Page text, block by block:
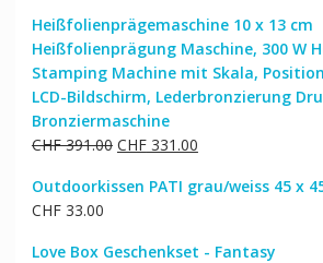
Heißfolienprägemaschine 10 x 13 cm
Heißfolienprägung Maschine, 300 W
Stamping Machine mit Skala,
LCD-Bildschirm, Lederbronzierung
Bronziermaschine
CHF391.00 Ursprünglicher
war:
CHF331.00Aktueller
ist:
Outdoorkissen PATI grau/weiss 45 x
CHF33.00
Love Box Geschenkset - Fantasy